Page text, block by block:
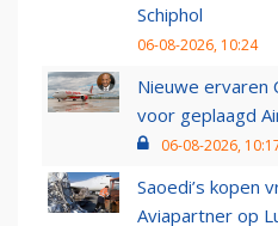
Schiphol
06-08-2026, 10:24
Nieuwe ervaren
voor geplaagd
06-08-2026,
Saoedi’s kopen
Aviapartner op